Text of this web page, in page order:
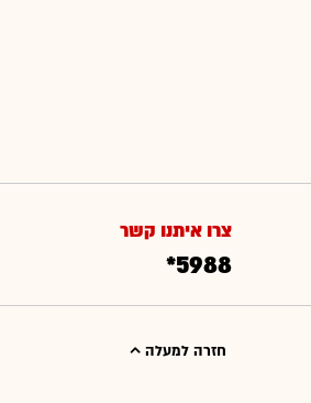
צרו איתנו קשר
*5988
חזרה למעלה